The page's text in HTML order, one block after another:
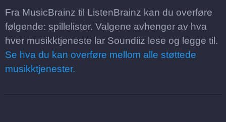
Fra MusicBrainz til ListenBrainz kan du overføre
følgende: spillelister. Valgene avhenger av hva
hver musikktjeneste lar Soundiiz lese og legge til.
Se hva du kan overføre mellom alle støttede
musikktjenester.